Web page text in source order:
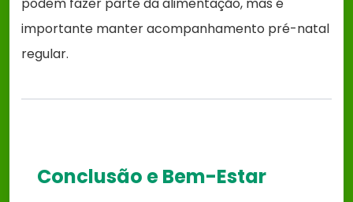
podem fazer parte da alimentação, mas é
importante manter acompanhamento pré-natal
regular.
Conclusão e Bem-Estar